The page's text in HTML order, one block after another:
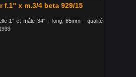
f.1" x m.3/4 beta 929/15
1" et mâle 34'' - long: 65mm - qualité